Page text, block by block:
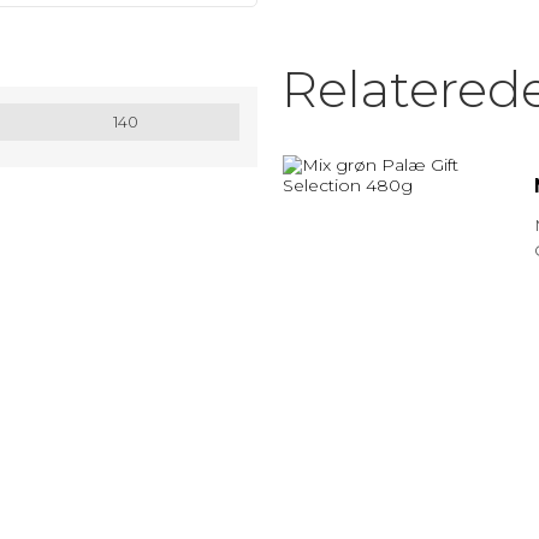
140
MULEPOSER * MANGE FARVER